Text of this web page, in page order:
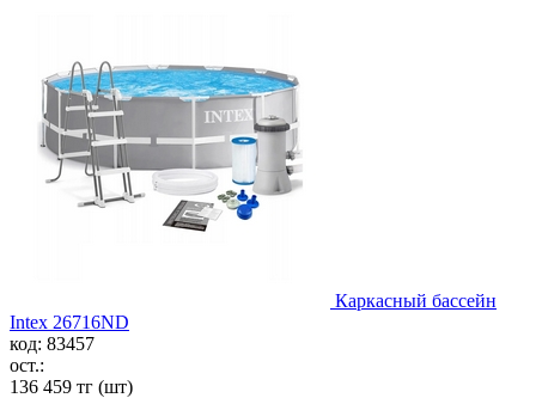
Каркасный бассейн
Intex 26716ND
код: 83457
ост.:
136 459 тг (шт)